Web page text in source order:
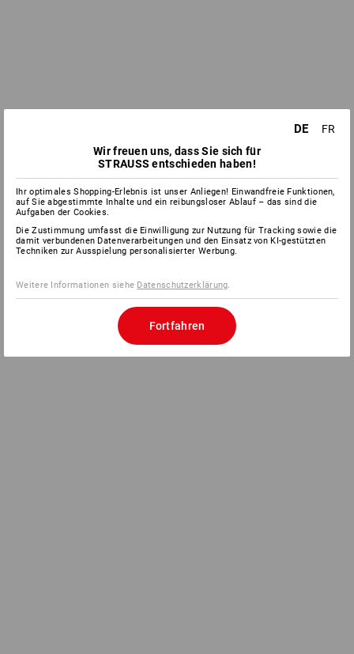
DE
FR
Wir freuen uns, dass Sie sich für
STRAUSS entschieden haben!
Ihr optimales Shopping-Erlebnis ist unser Anliegen! Einwandfreie Funktionen,
auf Sie abgestimmte Inhalte und ein reibungsloser Ablauf – das sind die
Aufgaben der Cookies.
Die Zustimmung umfasst die Einwilligung zur Nutzung für Tracking sowie die
damit verbundenen Datenverarbeitungen und den Einsatz von KI-gestützten
Techniken zur Ausspielung personalisierter Werbung.
Weitere Informationen siehe Datenschutzerklärung
Fortfahren